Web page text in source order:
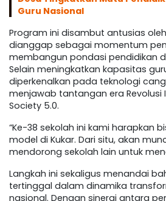
Guru Nasional
Program ini disambut antusias
dianggap sebagai momentum
membangun pondasi pendidikan
Selain meningkatkan kapasitas
diperkenalkan pada teknologi
menjawab tantangan era Revolusi
Society 5.0.
“Ke-38 sekolah ini kami harapkan
model di Kukar. Dari situ, akan
mendorong sekolah lain untuk
Langkah ini sekaligus menandai
tertinggal dalam dinamika
nasional. Dengan sinergi antara